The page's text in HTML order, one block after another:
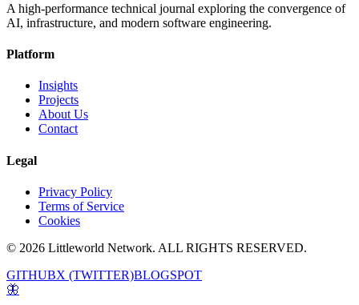
A high-performance technical journal exploring the convergence of
AI, infrastructure, and modern software engineering.
Platform
Insights
Projects
About Us
Contact
Legal
Privacy Policy
Terms of Service
Cookies
© 2026 Littleworld Network. ALL RIGHTS RESERVED.
GITHUBX (TWITTER)BLOGSPOT
🦋